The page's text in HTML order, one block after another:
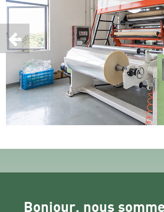
grand public, nos rubans
fabriqués avec précision et
Bonjour, nous